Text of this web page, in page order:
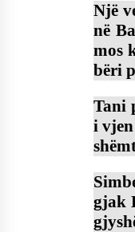
Një
në
mos
bëri
Tani
i
gjak